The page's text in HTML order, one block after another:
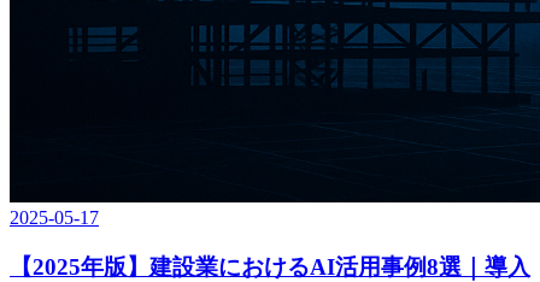
2025-05-17
【2025年版】建設業におけるAI活用事例8選｜導入